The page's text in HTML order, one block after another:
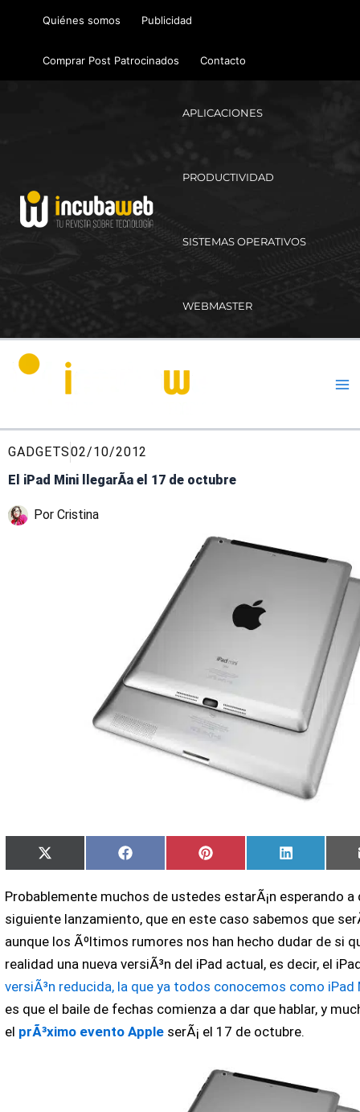
Quiénes somos Publicidad
Comprar Post Patrocinados Contacto
APLICACIONES
PRODUCTIVIDAD
SISTEMAS OPERATIVOS
WEBMASTER
GADGETS02/10/2012
El iPad Mini llegarÃ­a el 17 de octubre
Por Cristina
Compartir
en
X
(Twitter)
Compartir
en
Facebook
Compartir
en
Pinterest
Compartir
en
LinkedIn
Probablemente muchos de ustedes estarÃ¡n esperando a
siguiente lanzamiento, que en este caso sabemos que
aunque los Ãºltimos rumores nos han hecho dudar de si
realidad una nueva versiÃ³n del iPad actual, es decir, el
versiÃ³n reducida, la que ya todos conocemos como iPad
es que el baile de fechas comienza a dar que hablar, y
el prÃ³ximo evento Apple serÃ¡ el 17 de octubre.